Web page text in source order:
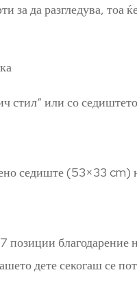
за да разгледува, тоа
стил“ или со
седиште (53×33 cm)
благодарение
дете секогаш се